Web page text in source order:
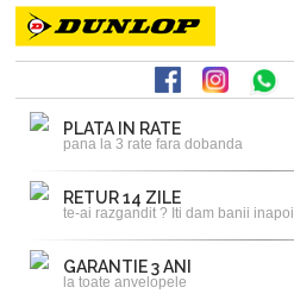
PLATA IN RATE
pana la 3 rate fara dobanda
RETUR 14 ZILE
te-ai razgandit ? Iti dam banii inapoi
GARANTIE 3 ANI
la toate anvelopele